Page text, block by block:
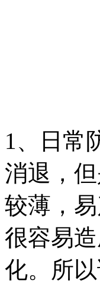
1、日常
消退，
较薄，
很容易
化。所